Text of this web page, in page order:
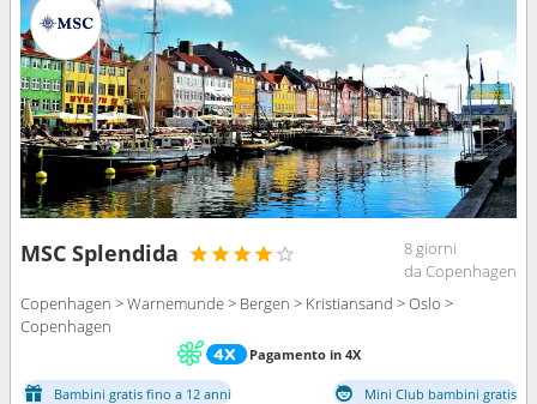
MSC Splendida
8 giorni
da Copenhagen
Copenhagen > Warnemunde > Bergen > Kristiansand > Oslo >
Copenhagen
Pagamento in 4X
Bambini gratis fino a 12 anni
Mini Club bambini gratis